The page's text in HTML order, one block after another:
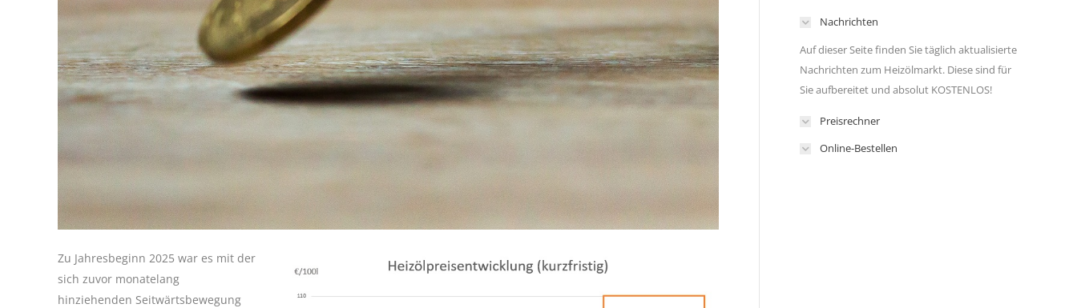
Zu Jahresbeginn 2025 war es mit der
sich zuvor monatelang
hinziehenden Seitwärtsbewegung
Nachrichten
Auf dieser Seite finden Sie täglich aktualisierte
Nachrichten zum Heizölmarkt. Diese sind für
Sie aufbereitet und absolut KOSTENLOS!
Preisrechner
Online-Bestellen